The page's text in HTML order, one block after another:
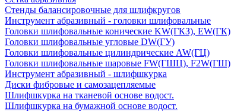
Стенды балансировочные для шлифкругов
Инструмент абразивный - головки шлифовальные
Головки шлифовальные конические KW(ГКЗ), EW(ГК)
Головки шлифовальные угловые DW(ГУ)
Головки шлифовальные цилиндрические AW(ГЦ)
Головки шлифовальные шаровые FW(ГШЦ), F2W(ГШ)
Инструмент абразивный - шлифшкурка
Диски фибровые и самозацепляемые
Шлифшкурка на тканевой основе водост.
Шлифшкурка на бумажной основе водост.